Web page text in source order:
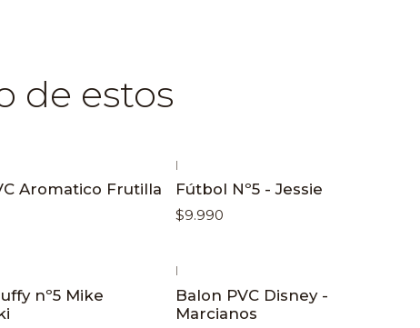
de estos
Aromatico Frutilla
|
Fútbol Nº5 - Jessie
$9.990
nº5 Mike
|
Balon PVC Disney -
Marcianos